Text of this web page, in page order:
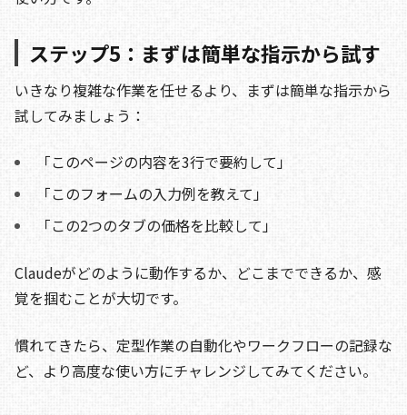
ステップ5：まずは簡単な指示から試す
いきなり複雑な作業を任せるより、まずは簡単な指示から
試してみましょう：
「このページの内容を3行で要約して」
「このフォームの入力例を教えて」
「この2つのタブの価格を比較して」
Claudeがどのように動作するか、どこまでできるか、感
覚を掴むことが大切です。
慣れてきたら、定型作業の自動化やワークフローの記録な
ど、より高度な使い方にチャレンジしてみてください。